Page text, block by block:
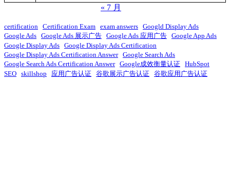
« 7 月
certification Certification Exam exam answers Googld Display Ads
Google Ads Google Ads 展示广告 Google Ads 应用广告 Google App Ads
Google Display Ads Google Display Ads Certification
Google Display Ads Certification Answer Google Search Ads
Google Search Ads Certification Answer Google成效衡量认证 HubSpot
SEO skillshop 应用广告认证 谷歌展示广告认证 谷歌应用广告认证